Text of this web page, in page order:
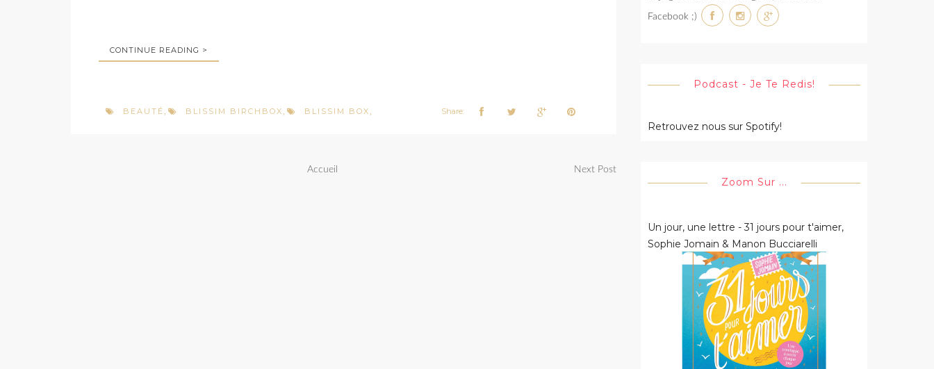
CONTINUE READING >
BEAUTÉ BLISSIM BIRCHBOX BLISSIM BOX Share:
Accueil Next Post
Facebook ;)
Podcast - Je Te Redis!
Retrouvez nous sur Spotify!
Zoom Sur ...
Un jour, une lettre - 31 jours pour t'aimer,
Sophie Jomain & Manon Bucciarelli